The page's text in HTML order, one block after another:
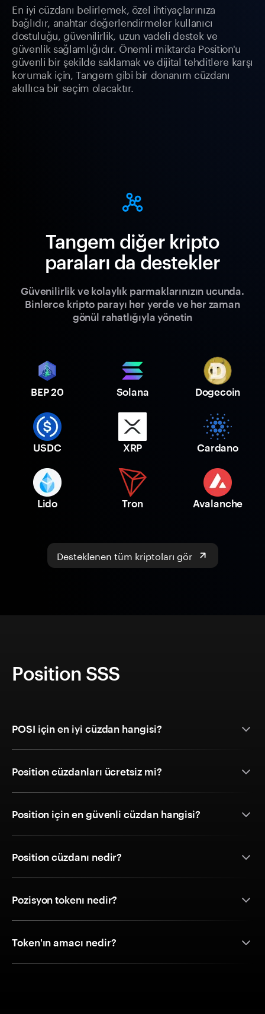
En iyi cüzdanı belirlemek, özel ihtiyaçlarınıza
bağlıdır, anahtar değerlendirmeler kullanıcı
dostuluğu, güvenilirlik, uzun vadeli destek ve
güvenlik sağlamlığıdır. Önemli miktarda Position'u
güvenli bir şekilde saklamak ve dijital tehditlere karşı
korumak için, Tangem gibi bir donanım cüzdanı
akıllıca bir seçim olacaktır.
Tangem diğer kripto
paraları da destekler
Güvenilirlik ve kolaylık parmaklarınızın ucunda.
Binlerce kripto parayı her yerde ve her zaman
gönül rahatlığıyla yönetin
BEP 20 Solana Dogecoin
USDC XRP Cardano
Lido Tron Avalanche
Desteklenen tüm kriptoları gör
Position SSS
POSI için en iyi cüzdan hangisi?
Position cüzdanları ücretsiz mi?
Position için en güvenli cüzdan hangisi?
Position cüzdanı nedir?
Pozisyon tokenı nedir?
Token'ın amacı nedir?